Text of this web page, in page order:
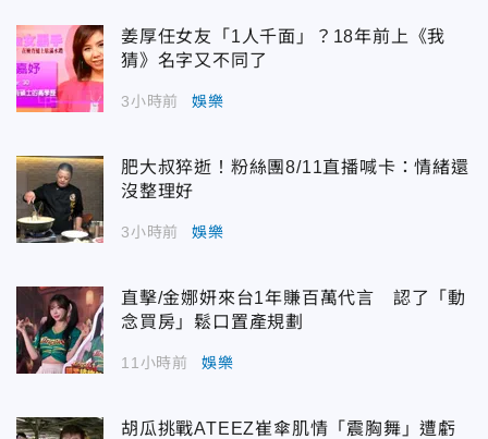
姜厚任女友「1人千面」？18年前上《我
猜》名字又不同了
3小時前 娛樂
肥大叔猝逝！粉絲團8/11直播喊卡：情緒還
沒整理好
3小時前 娛樂
直擊/金娜妍來台1年賺百萬代言 認了「動
念買房」鬆口置產規劃
11小時前 娛樂
胡瓜挑戰ATEEZ崔傘肌情「震胸舞」遭虧